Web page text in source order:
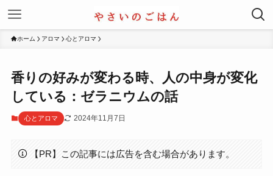
ホーム アロマ 心とアロマ
香りの好みが変わる時、人の中身が変化
している：ゼラニウムの話
心とアロマ 2024年11月7日
【PR】この記事には広告を含む場合があります。